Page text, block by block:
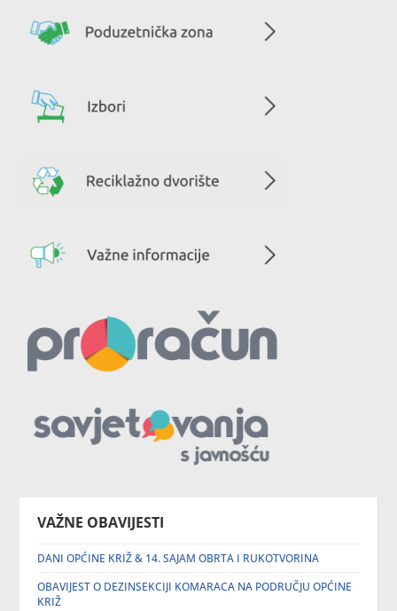
VAŽNE OBAVIJESTI
DANI OPĆINE KRIŽ & 14. SAJAM OBRTA I RUKOTVORINA
OBAVIJEST O DEZINSEKCIJI KOMARACA NA PODRUČJU OPĆINE
KRIŽ